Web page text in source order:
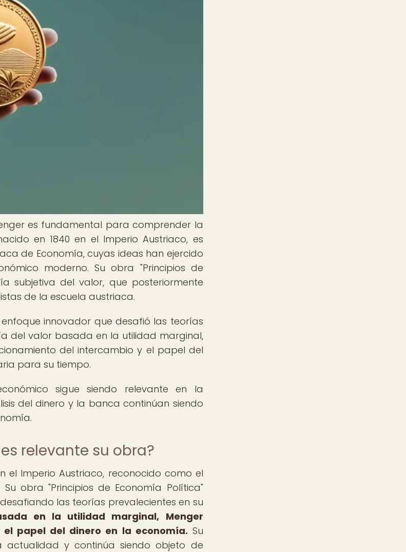
es fundamental para comprender la
en 1840 en el Imperio Austriaco, es
de Economía, cuyas ideas han ejercido
moderno. Su obra "Principios de
subjetiva del valor, que posteriormente
de la escuela austriaca.
innovador que desafió las teorías
del valor basada en la utilidad marginal,
del intercambio y el papel del
para su tiempo.
sigue siendo relevante en la
del dinero y la banca continúan siendo
relevante su obra?
el Imperio Austriaco, reconocido como el
obra "Principios de Economía Política"
las teorías prevalecientes en su
en la utilidad marginal, Menger
papel del dinero en la economía. Su
actualidad y continúa siendo objeto de